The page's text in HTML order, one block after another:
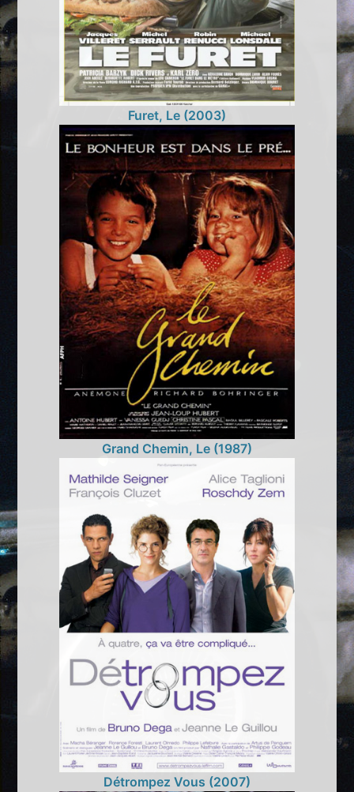
Furet, Le (2003)
Grand Chemin, Le (1987)
Détrompez Vous (2007)